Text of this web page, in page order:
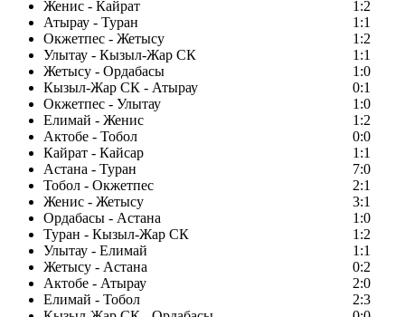
Женис - Кайрат
1:2
Атырау - Туран
1:1
Окжетпес - Жетысу
1:2
Улытау - Кызыл-Жар СК
1:1
Жетысу - Ордабасы
1:0
Кызыл-Жар СК - Атырау
0:1
Окжетпес - Улытау
1:0
Елимай - Женис
1:2
Актобе - Тобол
0:0
Кайрат - Кайсар
1:1
Астана - Туран
7:0
Тобол - Окжетпес
2:1
Женис - Жетысу
3:1
Ордабасы - Астана
1:0
Туран - Кызыл-Жар СК
1:2
Улытау - Елимай
1:1
Жетысу - Астана
0:2
Актобе - Атырау
2:0
Елимай - Тобол
2:3